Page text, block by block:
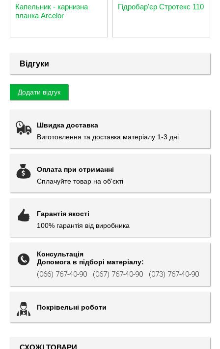
Капельник - карнизна
планка Arcelor
Гідробар'єр Стротекс 110
Відгуки
Додати відгук
Швидка доставка
Виготовлення та доставка матеріалу 1-3 дні
Оплата при отриманні
Сплачуйте товар на об'єкті
Гарантія якості
100% гарантія від виробника
Консультація
Допомога в підборі матеріалу:
(066) 767-40-90 (067) 767-40-90 (073) 767-40-90
Покрівельні роботи
СХОЖІ ТОВАРИ